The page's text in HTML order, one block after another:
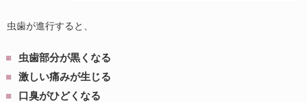
虫歯が進行すると、
虫歯部分が黒くなる
激しい痛みが生じる
口臭がひどくなる